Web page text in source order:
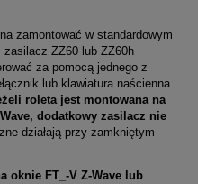
zamontować w standardowym
zasilacz ZZ60 lub ZZ60h
za pomocą jednego z
lub klawiatura naścienna
roleta jest montowana na
dodatkowy zasilacz nie
działają przy zamkniętym
oknie FT_-V Z-Wave lub